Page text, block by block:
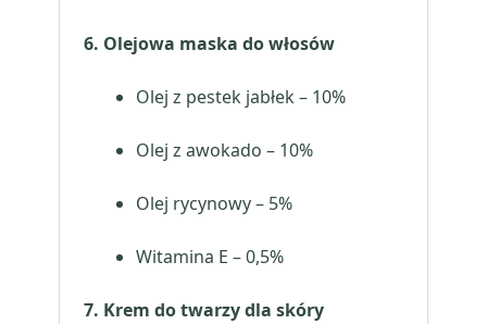
6. Olejowa maska do włosów
Olej z pestek jabłek – 10%
Olej z awokado – 10%
Olej rycynowy – 5%
Witamina E – 0,5%
7. Krem do twarzy dla skóry